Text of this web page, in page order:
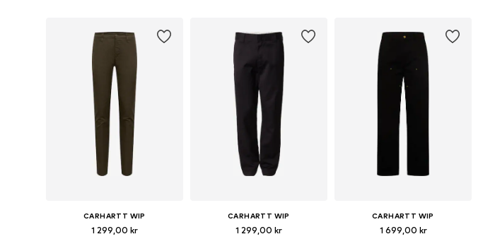
CARHARTT WIP
1 299,00 kr
CARHARTT WIP
1 299,00 kr
CARHARTT WIP
1 699,00 kr